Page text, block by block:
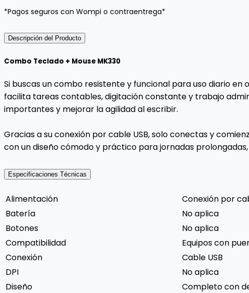
*Pagos seguros con Wompi o contraentrega*
Descripción del Producto
Combo Teclado + Mouse MK330
Si buscas un combo resistente y funcional para uso diario
facilita tareas contables, digitación constante y trabajo
importantes y mejorar la agilidad al escribir.
Gracias a su conexión por cable USB, solo conectas y
con un diseño cómodo y práctico para jornadas
Especificaciones Técnicas
Alimentación
Conexión por
Batería
No aplica
Botones
No aplica
Compatibilidad
Equipos con
Conexión
Cable USB
DPI
No aplica
Diseño
Completo con